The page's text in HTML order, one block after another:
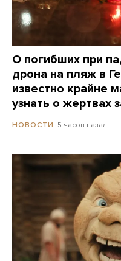
О погибших при
дрона на пляж в
известно крайне
узнать о жертвах
НОВОСТИ 5 часов назад